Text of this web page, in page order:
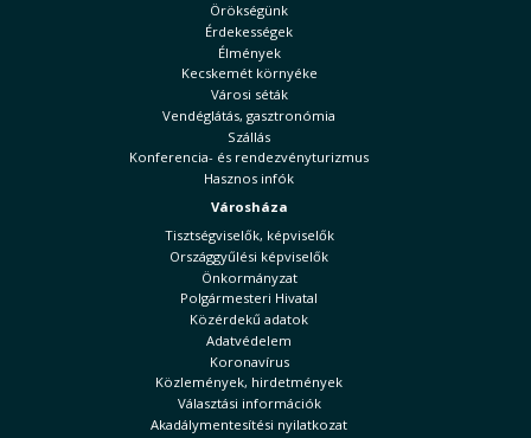
Örökségünk
Érdekességek
Élmények
Kecskemét környéke
Városi séták
Vendéglátás, gasztronómia
Szállás
Konferencia- és rendezvényturizmus
Hasznos infók
Városháza
Tisztségviselők, képviselők
Országgyűlési képviselők
Önkormányzat
Polgármesteri Hivatal
Közérdekű adatok
Adatvédelem
Koronavírus
Közlemények, hirdetmények
Választási információk
Akadálymentesítési nyilatkozat